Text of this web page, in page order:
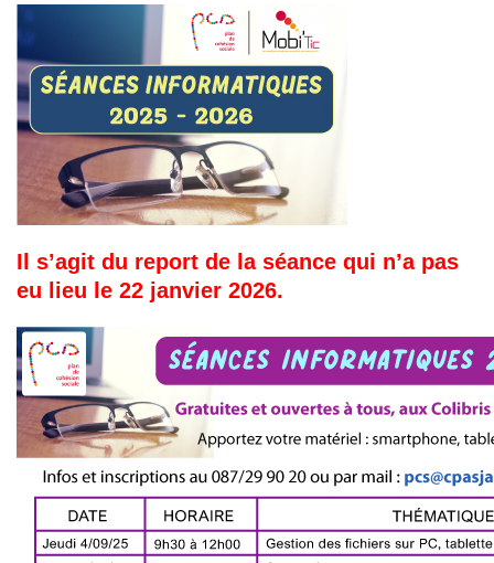
Il s’agit du report de la séance qui n’a pas
eu lieu le 22 janvier 2026.